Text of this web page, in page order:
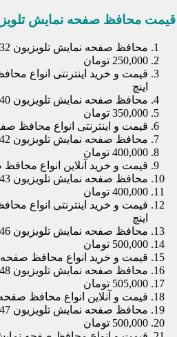
قیمت محافظ صفحه نمایش
محافظ صفحه نمایش تلویزیون 32 اینچ
250,000 تومان
اینچ
محافظ صفحه نمایش تلویزیون 40 اینچ
350,000 تومان
قیمت و اینترنتی انواع محافظ صفحه
محافظ صفحه نمایش تلویزیون 42 اینچ
400,000 تومان
قیمت و خرید آنلاین انواع محافظ
محافظ صفحه نمایش تلویزیون 43 اینچ
400,000 تومان
اینچ
محافظ صفحه نمایش تلویزیون 46 اینچ
500,000 تومان
قیمت و خرید انواع محافظ صفحه
محافظ صفحه نمایش تلویزیون 48 اینچ
505,000 تومان
قیمت و آنلاین انواع محافظ صفحه
محافظ صفحه نمایش تلویزیون 47 اینچ
500,000 تومان